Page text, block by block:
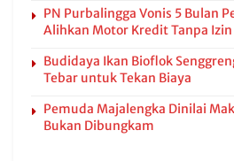
PN Purbalingga Vonis 5 Bulan
Alihkan Motor Kredit Tanpa Izin
Budidaya Ikan Bioflok
Tebar untuk Tekan Biaya
Pemuda Majalengka Dinilai
Bukan Dibungkam